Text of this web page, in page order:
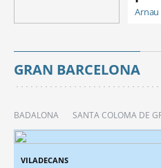
GRAN BARCELONA
BADALONA SANTA COLOMA DE
VILADECANS